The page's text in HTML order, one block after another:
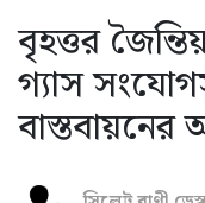
বৃহত্তর
গ্যাস
বাস্তবায়নের